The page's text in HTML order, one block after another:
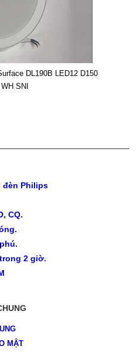
DL190B LED12 D150
SNI
đèn Philips
CQ.
2 giờ.
MẬT